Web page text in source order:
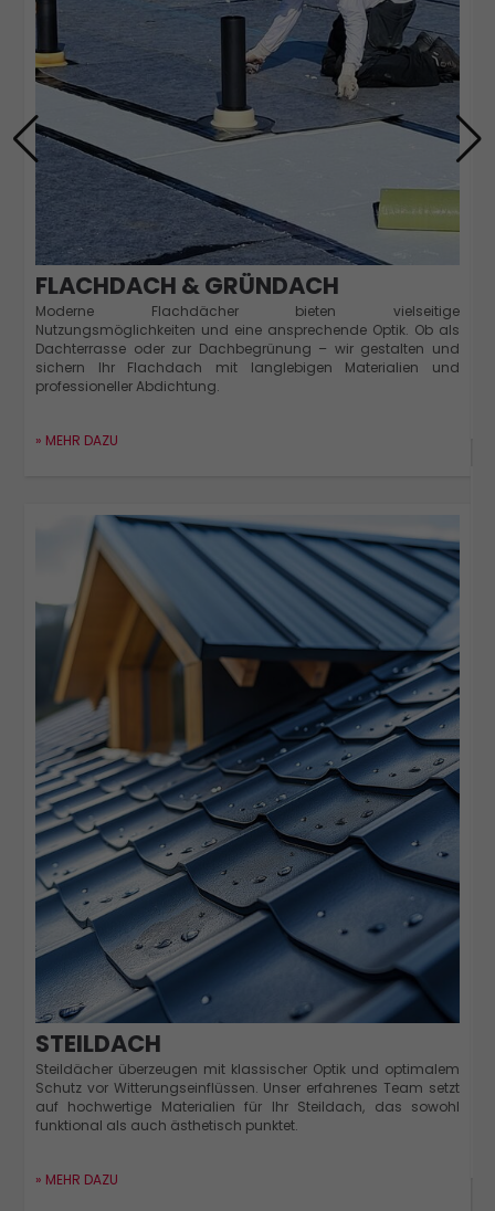
FLACHDACH & GRÜNDACH
Moderne Flachdächer bieten vielseitige
Nutzungsmöglichkeiten und eine ansprechende Optik. Ob als
Dachterrasse oder zur Dachbegrünung – wir gestalten und
sichern Ihr Flachdach mit langlebigen Materialien und
professioneller Abdichtung.
» MEHR DAZU
STEILDACH
Steildächer überzeugen mit klassischer Optik und optimalem
Schutz vor Witterungseinflüssen. Unser erfahrenes Team setzt
auf hochwertige Materialien für Ihr Steildach, das sowohl
funktional als auch ästhetisch punktet.
» MEHR DAZU